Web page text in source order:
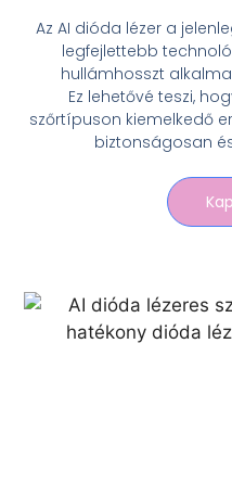
Az AI dióda lézer a
legfejlettebb
hullámhosszt
Ez lehetővé teszi,
szőrtípuson kiemelkedő
biztonságosan